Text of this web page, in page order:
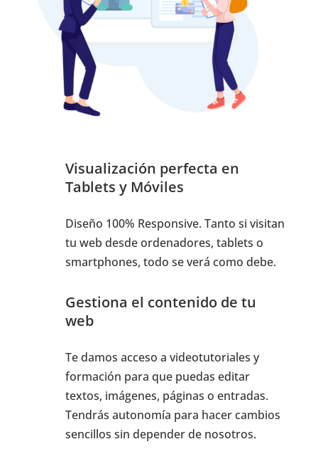
Visualización perfecta en
Tablets y Móviles
Diseño 100% Responsive. Tanto si visitan
tu web desde ordenadores, tablets o
smartphones, todo se verá como debe.
Gestiona el contenido de tu
web
Te damos acceso a videotutoriales y
formación para que puedas editar
textos, imágenes, páginas o entradas.
Tendrás autonomía para hacer cambios
sencillos sin depender de nosotros.